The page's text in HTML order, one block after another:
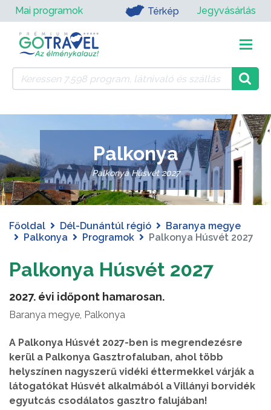
Mai programok Térkép Jegyvásárlás
Palkonya
Palkonya Húsvét 2027
Főoldal Dél-Dunántúl régió
Baranya megye
Palkonya
Programok Palkonya Húsvét 2027
Palkonya Húsvét 2027
2027. évi időpont hamarosan.
Baranya megye, Palkonya
A Palkonya Húsvét 2027-ben is megrendezésre
kerül a Palkonya Gasztrofaluban, ahol több
helyszínen nagyszerű vidéki éttermekkel várják a
látogatókat Húsvét alkalmából a Villányi borvidék
egyutcás csodálatos gasztro falujában!